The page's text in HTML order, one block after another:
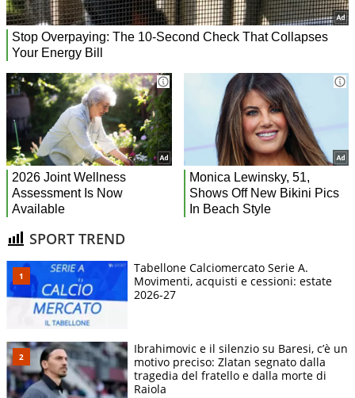
SPORT TREND
Tabellone Calciomercato Serie A.
Movimenti, acquisti e cessioni: estate
2026-27
Ibrahimovic e il silenzio su Baresi, c’è un
motivo preciso: Zlatan segnato dalla
tragedia del fratello e dalla morte di
Raiola